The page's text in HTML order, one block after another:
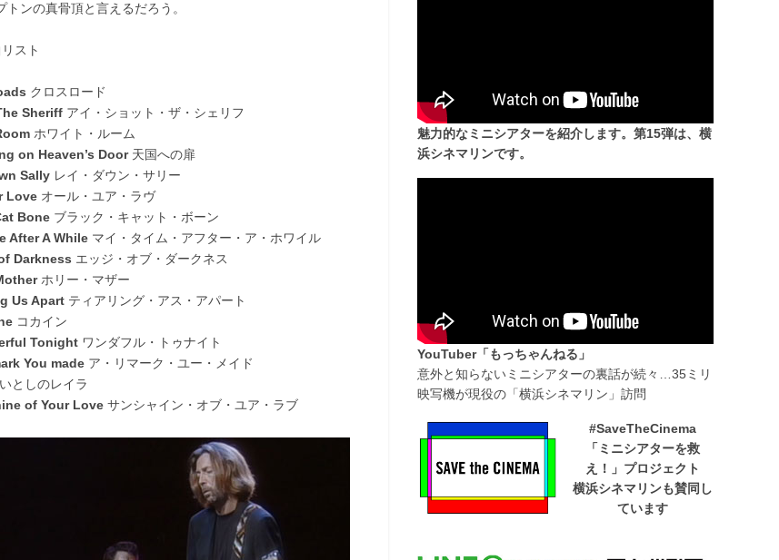
トンの真骨頂と言えるだろう。
スト
クロスロード
Sheriffアイ・ショット・ザ・シェリフ
ホワイト・ルーム
on Heaven’s Door天国への扉
Sallyレイ・ダウン・サリー
Loveオール・ユア・ラヴ
Boneブラック・キャット・ボーン
After A Whileマイ・タイム・アフター・ア・ホワイル
Darkness エッジ・オブ・ダークネス
ホリー・マザー
Us Apartティアリング・アス・アパート
コカイン
Tonightワンダフル・トゥナイト
You madeア・リマーク・ユー・メイド
としのレイラ
of Your Loveサンシャイン・オブ・ユア・ラブ
魅力的なミニシアターを紹介します。第15弾は、横
浜シネマリンです。
YouTuber「もっちゃんねる」
意外と知らないミニシアターの裏話が続々…35ミリ
映写機が現役の「横浜シネマリン」訪問
#SaveTheCinema
「ミニシアターを救
え！」プロジェクト
横浜シネマリンも賛同し
ています